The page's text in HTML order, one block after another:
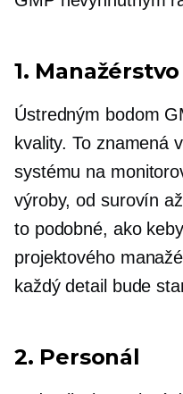
1.
Ústredným bodom
kvality. To znamená
systému na
výroby, od surovín
to podobné, ako
projektového
každý detail bude
2. Personál